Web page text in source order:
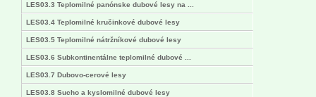
LES03.3 Teplomilné panónske dubové lesy na ...
LES03.4 Teplomilné kručinkové dubové lesy
LES03.5 Teplomilné nátržníkové dubové lesy
LES03.6 Subkontinentálne teplomilné dubové ...
LES03.7 Dubovo-cerové lesy
LES03.8 Sucho a kyslomilné dubové lesy